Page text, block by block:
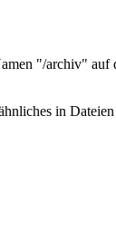
"/archiv"
in